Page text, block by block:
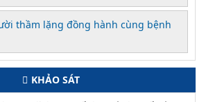
thầm lặng đồng hành cùng bệnh
KHẢO SÁT